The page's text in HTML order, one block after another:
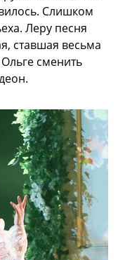
Слишком
Леру песня
ставшая весьма
сменить